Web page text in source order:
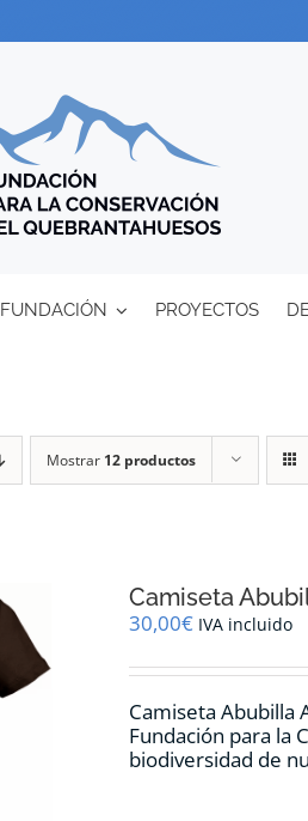
FUNDACIÓN PROYECTOS
Mostrar 12 productos
Camiseta
30,00€ IVA incluido
Camiseta Abubilla
Fundación para la
biodiversidad de